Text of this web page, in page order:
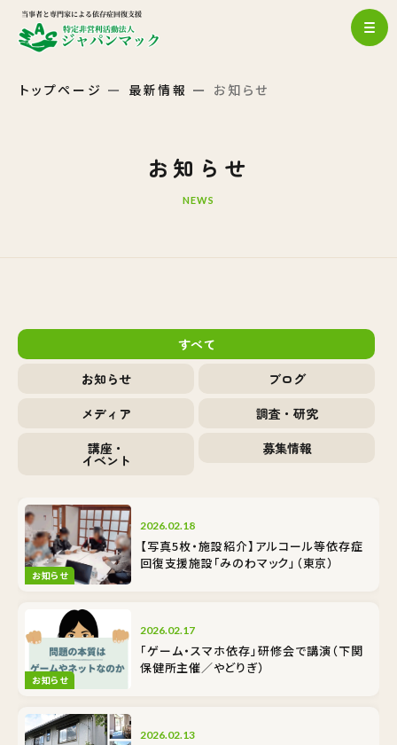
トップページ 最新情報 お知らせ
お知らせ
NEWS
すべて
お知らせ
ブログ
メディア
調査・研究
講座・
イベント
募集情報
お知らせ
2026.02.18
【写真5枚・施設紹介】アルコール等依存症
回復支援施設「みのわマック」（東京）
お知らせ
2026.02.17
「ゲーム・スマホ依存」研修会で講演（下関
保健所主催／やどりぎ）
2026.02.13